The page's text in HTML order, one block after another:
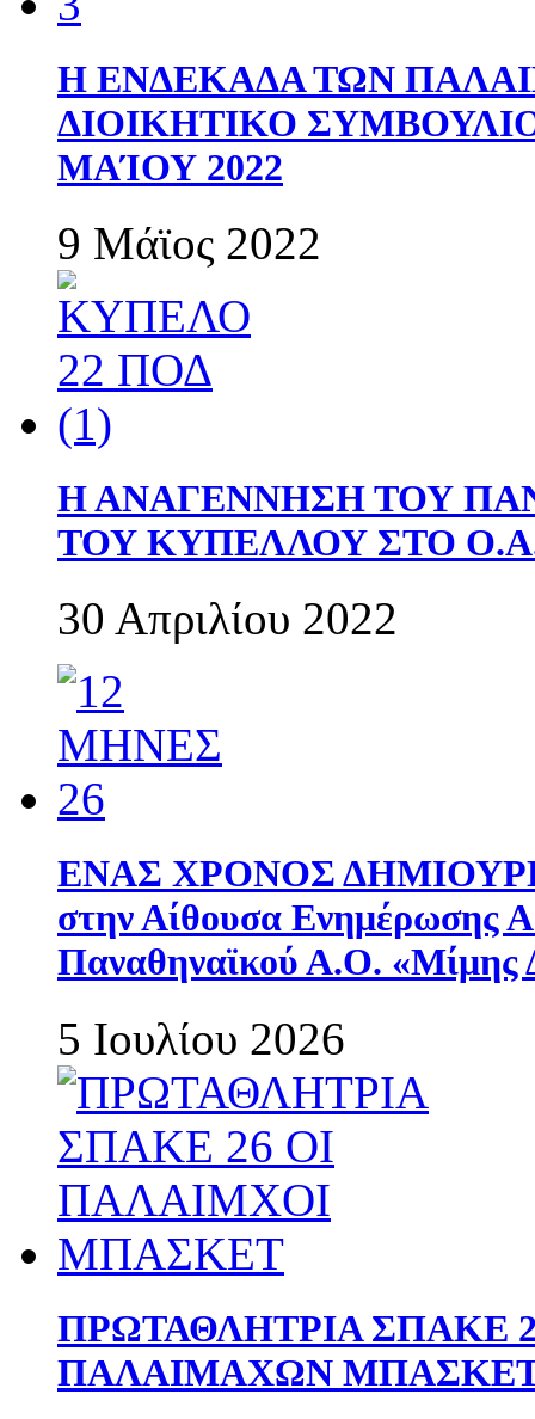
Η ΕΝΔΕΚΑΔΑ ΤΩΝ
ΔΙΟΙΚΗΤΙΚΟ
ΜΑΊΟΥ 2022
9 Μάϊος 2022
Η ΑΝΑΓΕΝΝΗΣΗ ΤΟΥ
ΤΟΥ ΚΥΠΕΛΛΟΥ ΣΤΟ
30 Απριλίου 2022
ΕΝΑΣ ΧΡΟΝΟΣ
στην Αίθουσα Ενημέρωσης
Παναθηναϊκού Α.Ο. «Μίμης
5 Ιουλίου 2026
ΠΡΩΤΑΘΛΗΤΡΙΑ ΣΠΑΚΕ
ΠΑΛΑΙΜΑΧΩΝ